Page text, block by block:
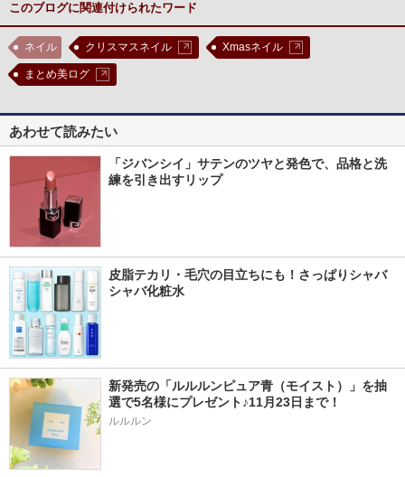
このブログに関連付けられたワード
ネイル クリスマスネイル Xmasネイル
まとめ美ログ
あわせて読みたい
「ジバンシイ」サテンのツヤと発色で、品格と洗
練を引き出すリップ
皮脂テカリ・毛穴の目立ちにも！さっぱりシャバ
シャバ化粧水
新発売の「ルルルンピュア青（モイスト）」を抽
選で5名様にプレゼント♪11月23日まで！
ルルルン